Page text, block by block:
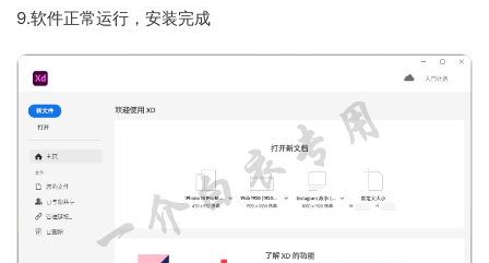
9.软件正常运行，安装完成